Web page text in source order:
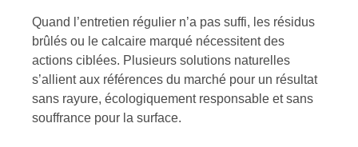
Quand l’entretien régulier n’a pas suffi, les résidus
brûlés ou le calcaire marqué nécessitent des
actions ciblées. Plusieurs solutions naturelles
s’allient aux références du marché pour un résultat
sans rayure, écologiquement responsable et sans
souffrance pour la surface.